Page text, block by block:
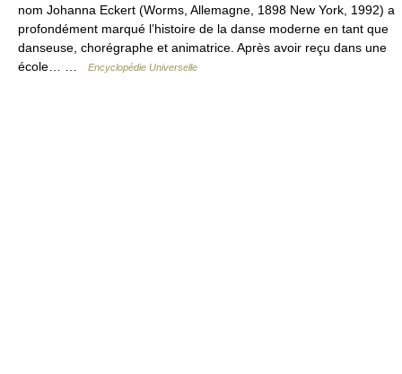
nom Johanna Eckert (Worms, Allemagne, 1898 New York, 1992) a
profondément marqué l’histoire de la danse moderne en tant que
danseuse, chorégraphe et animatrice. Après avoir reçu dans une
école… …
Encyclopédie Universelle